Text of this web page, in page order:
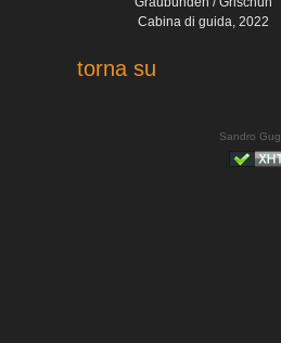
Cabina di guida, 2022
torna su
Sandro